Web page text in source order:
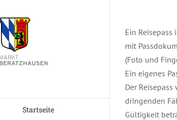
Startseite
Ein
mit
(Foto und
Ein eigenes
Der
dringenden
Gültigkeit